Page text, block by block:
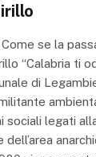
se la
“Calabria ti
di
sociali legati